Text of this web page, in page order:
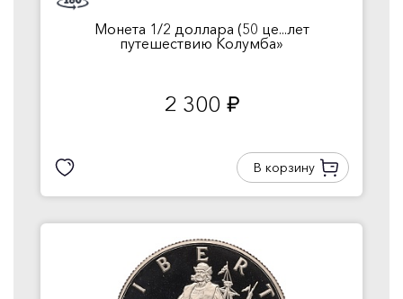
Монета 1/2 доллара (50 це...лет
путешествию Колумба»
2 300 руб.
В корзину